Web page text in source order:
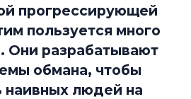
прогрессирующей
пользуется много
Они разрабатывают
обмана, чтобы
наивных людей на